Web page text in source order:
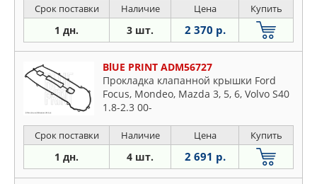
Срок поставки Наличие Цена Купить
1 дн. 3 шт. 2 370 р.
BlUE PRINT ADM56727
Прокладка клапанной крышки Ford
Focus, Mondeo, Mazda 3, 5, 6, Volvo S40
1.8-2.3 00-
Срок поставки Наличие Цена Купить
1 дн. 4 шт. 2 691 р.